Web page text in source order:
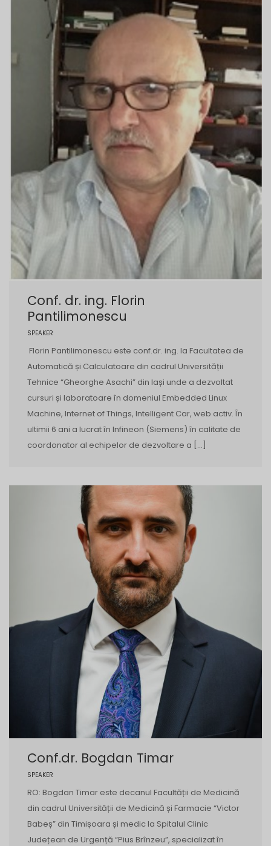
Conf. dr. ing. Florin
Pantilimonescu
SPEAKER
Florin Pantilimonescu este conf.dr. ing. la Facultatea de
Automatică și Calculatoare din cadrul Universității
Tehnice “Gheorghe Asachi” din Iași unde a dezvoltat
cursuri și laboratoare în domeniul Embedded Linux
Machine, Internet of Things, Intelligent Car, web activ. În
ultimii 6 ani a lucrat în Infineon (Siemens) în calitate de
coordonator al echipelor de dezvoltare a […]
Conf.dr. Bogdan Timar
SPEAKER
RO: Bogdan Timar este decanul Facultății de Medicină
din cadrul Universității de Medicină și Farmacie “Victor
Babeș” din Timișoara și medic la Spitalul Clinic
Județean de Urgență “Pius Brînzeu”, specializat în